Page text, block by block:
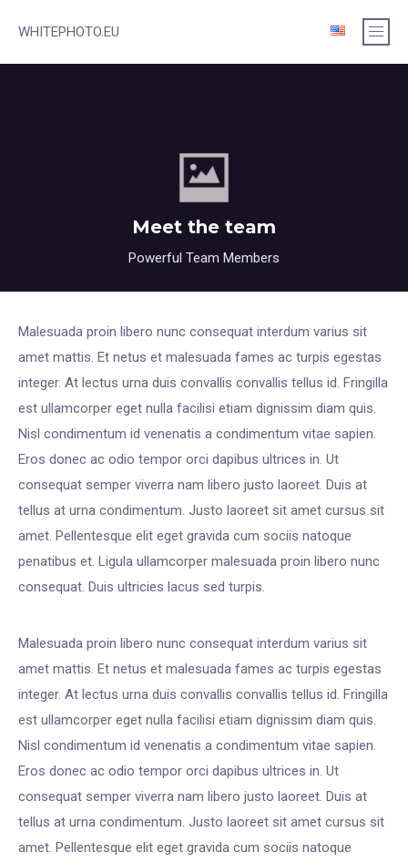
WHITEPHOTO.EU
Meet the team
Powerful Team Members
Malesuada proin libero nunc consequat interdum varius sit
amet mattis. Et netus et malesuada fames ac turpis egestas
integer. At lectus urna duis convallis convallis tellus id. Fringilla
est ullamcorper eget nulla facilisi etiam dignissim diam quis.
Nisl condimentum id venenatis a condimentum vitae sapien.
Eros donec ac odio tempor orci dapibus ultrices in. Ut
consequat semper viverra nam libero justo laoreet. Duis at
tellus at urna condimentum. Justo laoreet sit amet cursus sit
amet. Pellentesque elit eget gravida cum sociis natoque
penatibus et. Ligula ullamcorper malesuada proin libero nunc
consequat. Duis ultricies lacus sed turpis.
Malesuada proin libero nunc consequat interdum varius sit
amet mattis. Et netus et malesuada fames ac turpis egestas
integer. At lectus urna duis convallis convallis tellus id. Fringilla
est ullamcorper eget nulla facilisi etiam dignissim diam quis.
Nisl condimentum id venenatis a condimentum vitae sapien.
Eros donec ac odio tempor orci dapibus ultrices in. Ut
consequat semper viverra nam libero justo laoreet. Duis at
tellus at urna condimentum. Justo laoreet sit amet cursus sit
amet. Pellentesque elit eget gravida cum sociis natoque